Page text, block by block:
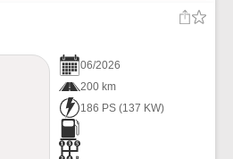
06/2026
200 km
186 PS (137 KW)